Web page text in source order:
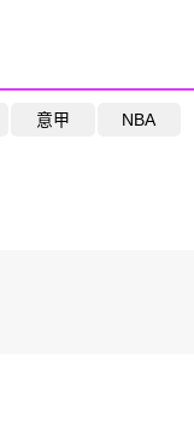
意甲 NBA